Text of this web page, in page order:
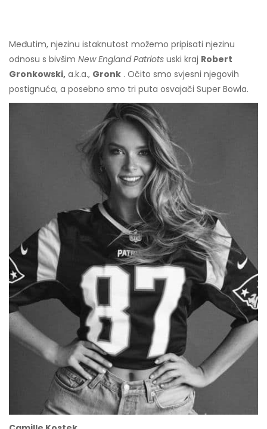
Međutim, njezinu istaknutost možemo pripisati njezinu
odnosu s bivšim New England Patriots uski kraj Robert
Gronkowski, a.k.a., Gronk . Očito smo svjesni njegovih
postignuća, a posebno smo tri puta osvajači Super Bowla.